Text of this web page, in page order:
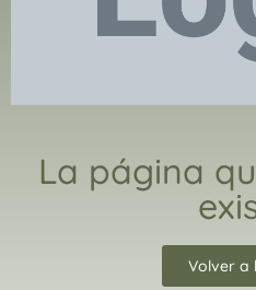
La página
Volver a